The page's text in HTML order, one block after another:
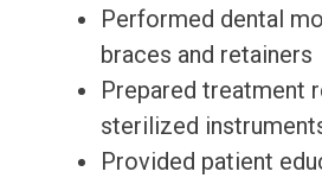
Performed dental
braces and retainers
Prepared treatment
sterilized
Provided patient